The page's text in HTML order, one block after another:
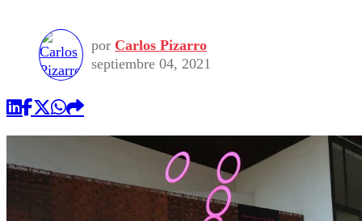
Seleccion Chilena
Torneo Internacional
Economía
Internacional
Publicaciones en medios
Opinión
por Carlos Pizarro
septiembre 04, 2021